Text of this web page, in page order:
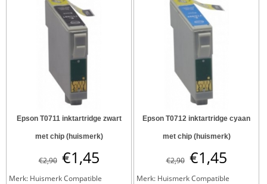
Epson T0711 inktartridge zwart
met chip (huismerk)
€2,90 €1,45
Merk: Huismerk Compatible
Epson T0712 inktartridge cyaan
met chip (huismerk)
€2,90 €1,45
Merk: Huismerk Compatible